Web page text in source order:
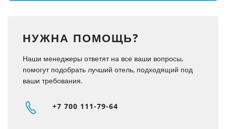
НУЖНА ПОМОЩЬ?
Наши менеджеры ответят на все ваши вопросы,
помогут подобрать лучший отель, подходящий под
ваши требования.
+7 700 111-79-64